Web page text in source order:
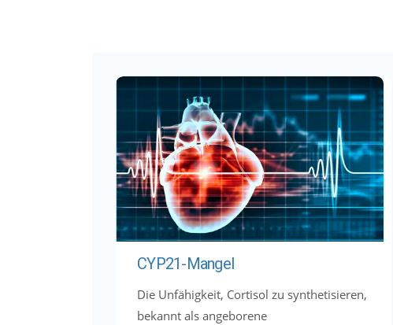
CYP21-Mangel
Die Unfähigkeit, Cortisol zu synthetisieren,
bekannt als angeborene